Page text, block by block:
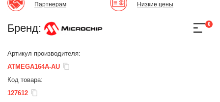
Партнерам Низкие цены
Бренд: 0
Артикул производителя:
ATMEGA164A-AU
Код товара:
127612